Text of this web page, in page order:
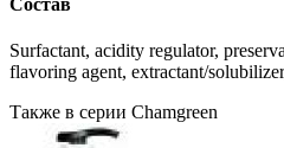
Surfactant, acidity regulator,
flavoring agent, extractant/
Также в серии Chamgreen